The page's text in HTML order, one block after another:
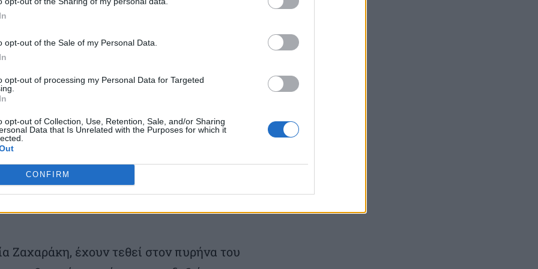
opt-out of the Sale of my Personal Data.
opt-out of processing my Personal Data for Targeted
opt-out of Collection, Use, Retention, Sale, and/or Sharing
Data that Is Unrelated with the Purposes for which it
CONFIRM
διαδικασίας. Θέλουμε τη χρήση της
αλλά με κανόνες, υπευθυνότητα
Υπουργών αποτέλεσε η συζήτηση με
Χώρος Εκπαίδευσης: χτίζοντας
η προετοιμασία των
με τον οποίο οι μαθητές και οι
τις αλλαγές ώστε να καταστούν πιο
εποχής που ορίζεται από αλλεπάλληλες
Ζαχαράκη, έχουν τεθεί στον πυρήνα του